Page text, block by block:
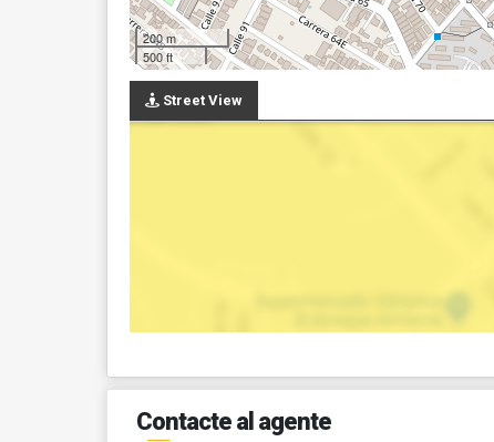
200 m
500 ft
Street View
Contacte al agente